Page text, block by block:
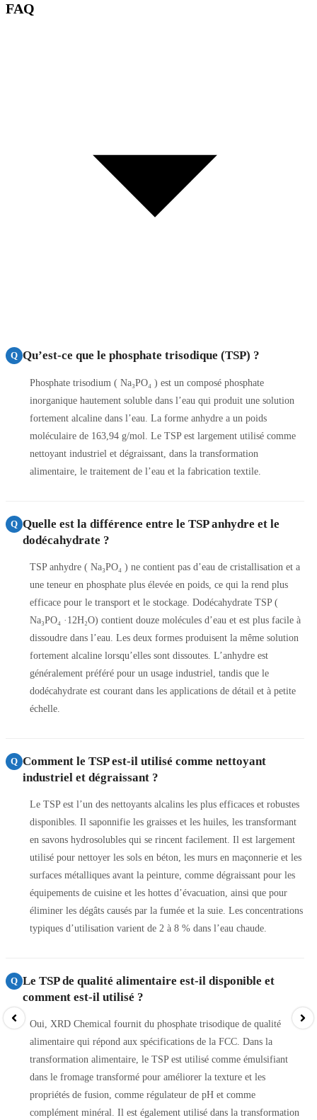
FAQ
Q Qu’est-ce que le phosphate trisodique (TSP) ?
Phosphate trisodium ( Na₃PO₄ ) est un composé phosphate
inorganique hautement soluble dans l’eau qui produit une solution
fortement alcaline dans l’eau. La forme anhydre a un poids
moléculaire de 163,94 g/mol. Le TSP est largement utilisé comme
nettoyant industriel et dégraissant, dans la transformation
alimentaire, le traitement de l’eau et la fabrication textile.
Q Quelle est la différence entre le TSP anhydre et le
dodécahydrate ?
TSP anhydre ( Na₃PO₄ ) ne contient pas d’eau de cristallisation et a
une teneur en phosphate plus élevée en poids, ce qui la rend plus
efficace pour le transport et le stockage. Dodécahydrate TSP (
Na₃PO₄ ·12H₂O) contient douze molécules d’eau et est plus facile à
dissoudre dans l’eau. Les deux formes produisent la même solution
fortement alcaline lorsqu’elles sont dissoutes. L’anhydre est
généralement préféré pour un usage industriel, tandis que le
dodécahydrate est courant dans les applications de détail et à petite
échelle.
Q Comment le TSP est-il utilisé comme nettoyant
industriel et dégraissant ?
Le TSP est l’un des nettoyants alcalins les plus efficaces et robustes
disponibles. Il saponnifie les graisses et les huiles, les transformant
en savons hydrosolubles qui se rincent facilement. Il est largement
utilisé pour nettoyer les sols en béton, les murs en maçonnerie et les
surfaces métalliques avant la peinture, comme dégraissant pour les
équipements de cuisine et les hottes d’évacuation, ainsi que pour
éliminer les dégâts causés par la fumée et la suie. Les concentrations
typiques d’utilisation varient de 2 à 8 % dans l’eau chaude.
Q Le TSP de qualité alimentaire est-il disponible et
comment est-il utilisé ?
Oui, XRD Chemical fournit du phosphate trisodique de qualité
alimentaire qui répond aux spécifications de la FCC. Dans la
transformation alimentaire, le TSP est utilisé comme émulsifiant
dans le fromage transformé pour améliorer la texture et les
propriétés de fusion, comme régulateur de pH et comme
complément minéral. Il est également utilisé dans la transformation